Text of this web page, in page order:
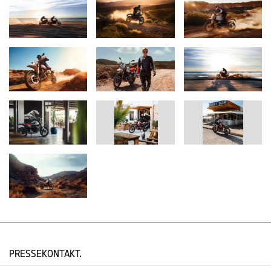
Fußrasten und Lenkererhöhungen für engagierte Offroad-
Abenteuer.
Solositzbank (Sitzhöhe Serie mit 17“ Hinterrad: 860 mm /
Sitzhöhe im Enduro Paket Pro mit 18“ Hinterrad: 875 mm)
ausgestattet. Flach und gerade gestaltet, bietet sie ideale
Voraussetzungen zum Endurofahren – auch in stehender
Fahrhaltung. In der Sonderausstattung „Soziuspaket“ ist die
Sitzbank für zwei Personen (Sitzhöhe Serie mit 17“ Hinterrad: 860
mm / Sitzhöhe im Enduro Paket Pro mit 18“ Hinterrad: 875 mm)
ausgeführt. In der Sonderausstattung „Rallyesitzbank“ ist die
Sitzhöhe für den Fahrer um 20 mm angehoben (Sitzhöhe Serie
mit 17“ Hinterrad: 880 mm / Sitzhöhe im Enduro Paket Pro mit 18“
Hinterrad: 895 mm). Im Serienumfang beinhaltet die neue
R 12 G/S zwei praktische Stahlösen am Heckrahmen, die als
Zurrpunkte dienen.
In der Basisversion besitzt die neue BMW R 12 G/S eine
besteht. Als Bestandteil der Sonderausstattung „Enduro Paket
PRESSEKONTAKT.